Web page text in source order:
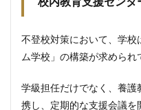
不登校対策において、学
ム学校」の構築が求められ
学級担任だけでなく、養護
携し、定期的な支援会議を